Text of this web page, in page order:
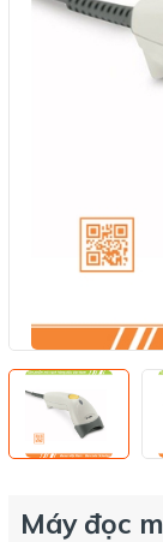
Máy đọc